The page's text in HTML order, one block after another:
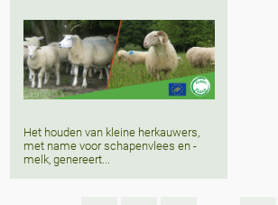
Het houden van kleine herkauwers,
met name voor schapenvlees en -
melk, genereert...